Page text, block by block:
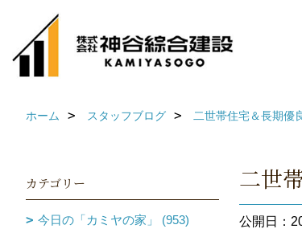
ホーム スタッフブログ 二世帯住宅＆長期優
二世
公開日：
カテゴリー
今日の「カミヤの家」 (953)